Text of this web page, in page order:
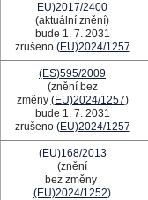
EU)2017/2400
(aktuální znění)
bude 1. 7. 2031
zrušeno (EU)2024/1257
(ES)595/2009
(znění bez
změny (EU)2024/1257)
bude 1. 7. 2031
zrušeno (EU)2024/1257
(EU)168/2013
(znění
bez změny
(EU)2024/1252)